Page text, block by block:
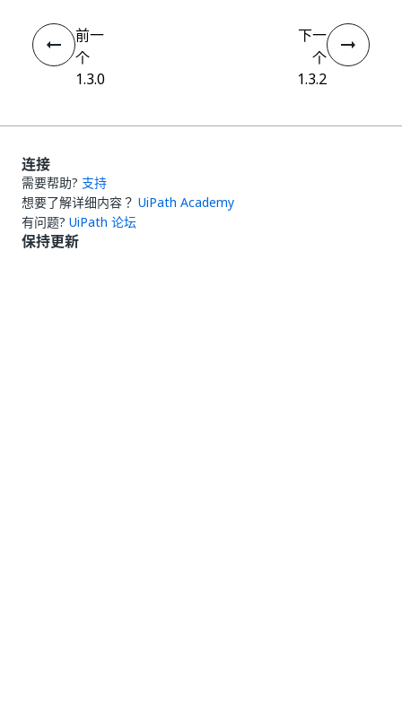
前一
个
1.3.0
下一
个
1.3.2
连接
需要帮助? 支持
想要了解详细内容？ UiPath Academy
有问题? UiPath 论坛
保持更新